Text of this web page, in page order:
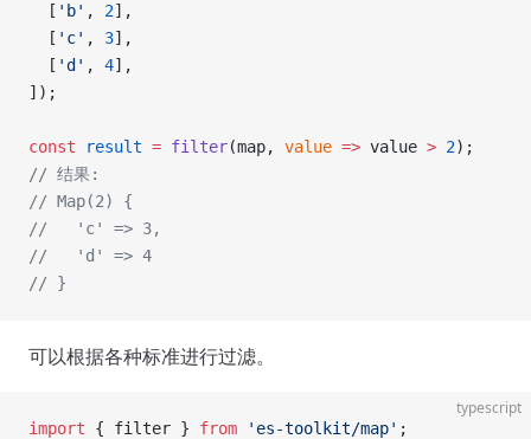
  [
'b' , 2],
  [
'c' , 3],
  [
'd' , 4],
]);
const result = filter(map, value => value > 2);
// 结果:
// Map(2) {
//   'c' => 3,
//   'd' => 4
// }
可以根据各种标准进行过滤。
typescript
import { filter } from 'es-toolkit/map' ;